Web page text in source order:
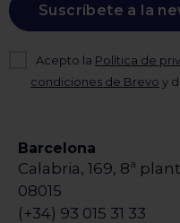
Suscríbete a la
Acepto la Política de
condiciones de Brevo y
Barcelona
Calabria, 169, 8ª
08015
(+34) 93 015 31 33